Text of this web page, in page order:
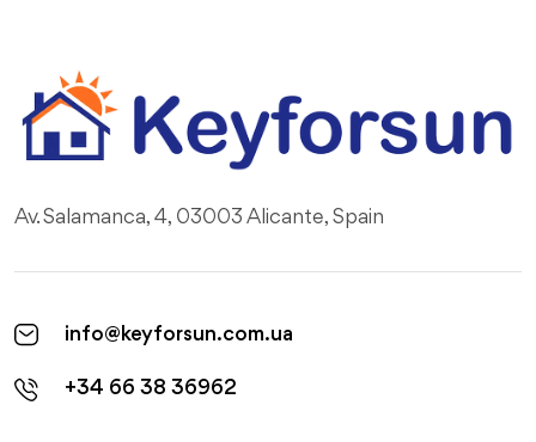
Av. Salamanca, 4, 03003 Alicante, Spain
info@keyforsun.com.ua
+34 66 38 36962